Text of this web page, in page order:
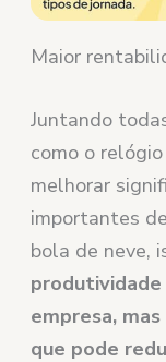
Maior
Juntando
como o
melhorar
importantes
bola de neve,
empresa,
que pode